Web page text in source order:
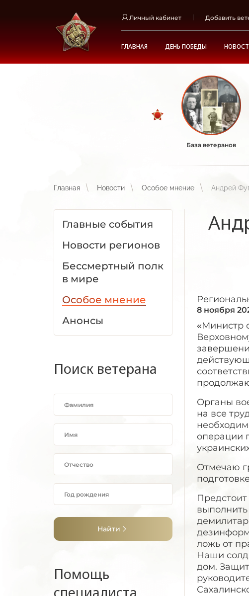
Личный кабинет Добавить
ГЛАВНАЯ ДЕНЬ ПОБЕДЫ
База ветеранов
Главная Новости Особое мнение Андрей
Главные события
Новости регионов
Бессмертный полк
в мире
Особое мнение
Анонсы
Поиск ветерана
Найти
Помощь
специалиста
8 ноября
«Министр
Органы
на все
операции
Отмечаю
ложь от
Наши
дом.